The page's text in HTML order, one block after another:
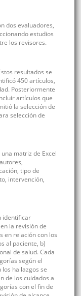
dos evaluadores,
estudios
los revisores.
resultados se
450 artículos,
Posteriormente
artículos que
la selección de
selección de
matriz de Excel
tipo de
intervención,
identificar
la revisión de
en relación con los
al paciente, b)
de salud. Cada
según el
hallazgos se
de los cuidados a
con el fin de